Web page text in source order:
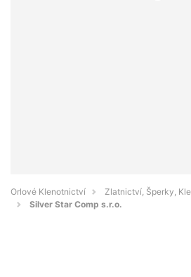
Orlové Klenotnictví
Zlatnictví, Šperky,
Silver Star Comp s.r.o.